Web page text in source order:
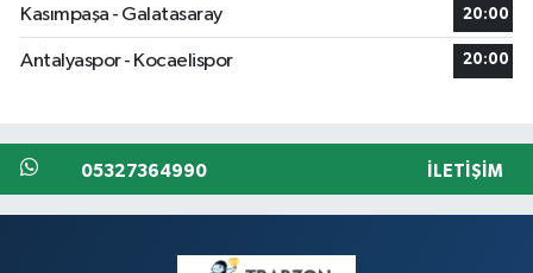
Kasımpaşa - Galatasaray 20:00
Antalyaspor - Kocaelispor 20:00
05327364990 İLETIŞIM